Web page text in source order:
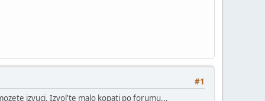
#1
izvuci. Izvol'te malo kopati po forumu...